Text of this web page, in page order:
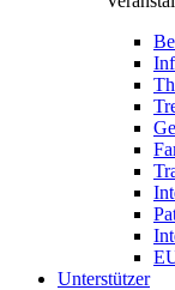
Unterstützer